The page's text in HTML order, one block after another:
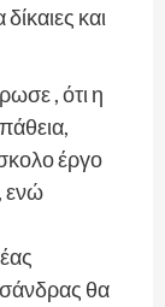
και
, ότι η
έργο
ενώ
θα